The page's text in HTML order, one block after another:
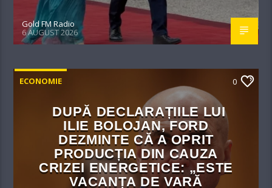
Gold FM Radio
6 AUGUST 2026
ECONOMIE 0
DUPĂ DECLARAȚIILE LUI
ILIE BOLOJAN, FORD
DEZMINTE CĂ A OPRIT
PRODUCȚIA DIN CAUZA
CRIZEI ENERGETICE: „ESTE
VACANȚA DE VARĂ